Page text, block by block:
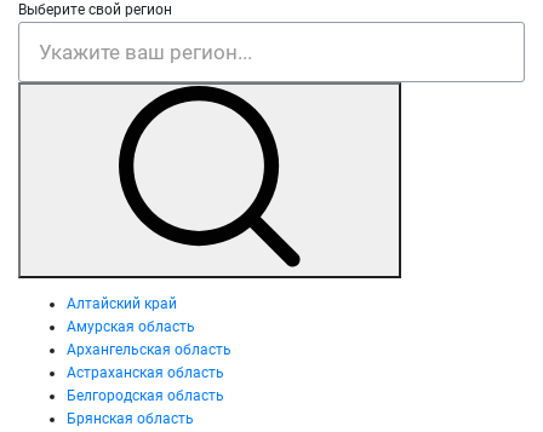
Выберите свой регион
Алтайский край
Амурская область
Архангельская область
Астраханская область
Белгородская область
Брянская область